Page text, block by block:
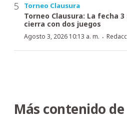
Torneo Clausura
Torneo Clausura: La fecha 3
cierra con dos juegos
Agosto 3, 2026 10:13 a. m. ·
Más contenido